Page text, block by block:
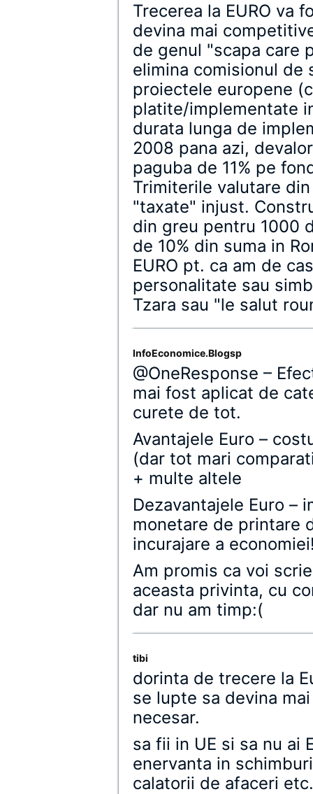
Trecerea la EURO va
devina mai
de genul "scapa care
elimina comisionul de
proiectele europene
platite/implementate
durata lunga de
2008 pana azi,
paguba de 11% pe
Trimiterile valutare
"taxate" injust.
din greu pentru 1000
de 10% din suma in
EURO pt. ca am de
personalitate sau
Tzara sau "le salut
InfoEconomice.Blogsp
@OneResponse –
mai fost aplicat de
curete de tot.
Avantajele Euro –
(dar tot mari
+ multe altele
Dezavantajele Euro –
monetare de printare
incurajare a
Am promis ca voi
aceasta privinta, cu
dar nu am timp:(
tibi
dorinta de trecere la
se lupte sa devina
necesar.
sa fii in UE si sa nu ai
enervanta in
calatorii de afaceri etc.